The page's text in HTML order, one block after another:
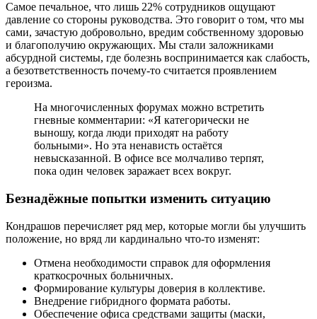
Самое печальное, что лишь 22% сотрудников ощущают
давление со стороны руководства. Это говорит о том, что мы
сами, зачастую добровольно, вредим собственному здоровью
и благополучию окружающих. Мы стали заложниками
абсурдной системы, где болезнь воспринимается как слабость,
а безответственность почему-то считается проявлением
героизма.
На многочисленных форумах можно встретить
гневные комментарии: «Я категорически не
выношу, когда люди приходят на работу
больными». Но эта ненависть остаётся
невысказанной. В офисе все молчаливо терпят,
пока один человек заражает всех вокруг.
Безнадёжные попытки изменить ситуацию
Кондрашов перечисляет ряд мер, которые могли бы улучшить
положение, но вряд ли кардинально что-то изменят:
Отмена необходимости справок для оформления
краткосрочных больничных.
Формирование культуры доверия в коллективе.
Внедрение гибридного формата работы.
Обеспечение офиса средствами защиты (маски,